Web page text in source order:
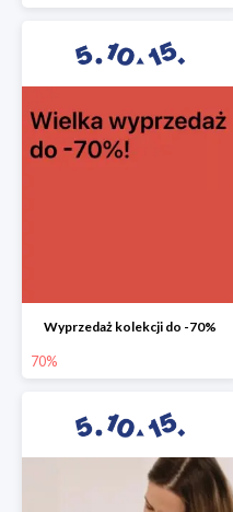
Wyprzedaż kolekcji do -70%
70%